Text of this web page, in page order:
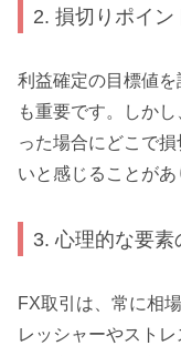
2. 損切りポイ
利益確定の目標値
も重要です。しか
った場合にどこで
いと感じることがあ
3. 心理的な要
FX取引は、常に相
レッシャーやスト